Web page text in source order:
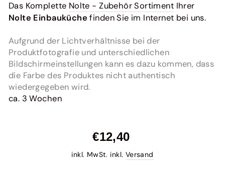
Das Komplette Nolte - Zubehör Sortiment Ihrer
Nolte Einbauküchefinden Sie im Internet bei uns.
Aufgrund der Lichtverhältnisse bei der
Produktfotografie und unterschiedlichen
Bildschirmeinstellungen kann es dazu kommen, dass
die Farbe des Produktes nicht authentisch
wiedergegeben wird.
ca. 3 Wochen
Normaler
€12,40
inkl. MwSt. inkl. Versand